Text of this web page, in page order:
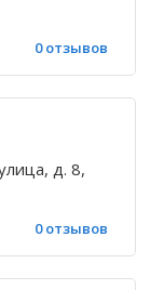
0 отзывов
д. 8,
0 отзывов